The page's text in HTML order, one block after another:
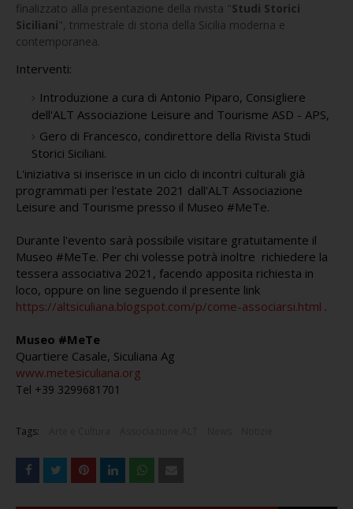
finalizzato alla presentazione della rivista "Studi Storici
Siciliani ", trimestrale di storia della Sicilia moderna e
contemporanea.
Interventi:
Introduzione a cura di Antonio Piparo, Consigliere
dell'ALT Associazione Leisure and Tourisme ASD - APS,
Gero di Francesco, condirettore della Rivista Studi
Storici Siciliani.
L'iniziativa si inserisce in un ciclo di incontri culturali già
programmati per l'estate 2021 dall'ALT Associazione
Leisure and Tourisme presso il Museo #MeTe.
Durante l'evento sarà possibile visitare gratuitamente il
Museo #MeTe. Per chi volesse potrà inoltre  richiedere la
tessera associativa 2021, facendo apposita richiesta in
https://altsiculiana.blogspot.com/p/come-associarsi.html .
Museo #MeTe
Quartiere Casale, Siculiana Ag
www.metesiculiana.org
Tel +39 3299681701
Tags: